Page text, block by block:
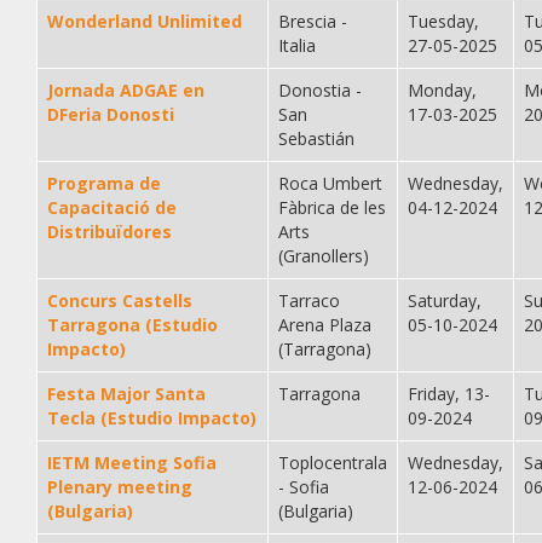
Wonderland Unlimited
Brescia -
Italia
Tuesday,
27-05-2025
Jornada ADGAE en
DFeria Donosti
Donostia -
San
Sebastián
Monday,
17-03-2025
Programa de
Capacitació de
Distribuïdores
Roca Umbert
Fàbrica de les
Arts
(Granollers)
Wednesday,
04-12-2024
Concurs Castells
Tarragona (Estudio
Impacto)
Tarraco
Arena Plaza
(Tarragona)
Saturday,
05-10-2024
Festa Major Santa
Tecla (Estudio Impacto)
Tarragona
Friday, 13-
09-2024
IETM Meeting Sofia
Plenary meeting
(Bulgaria)
Toplocentrala
- Sofia
(Bulgaria)
Wednesday,
12-06-2024